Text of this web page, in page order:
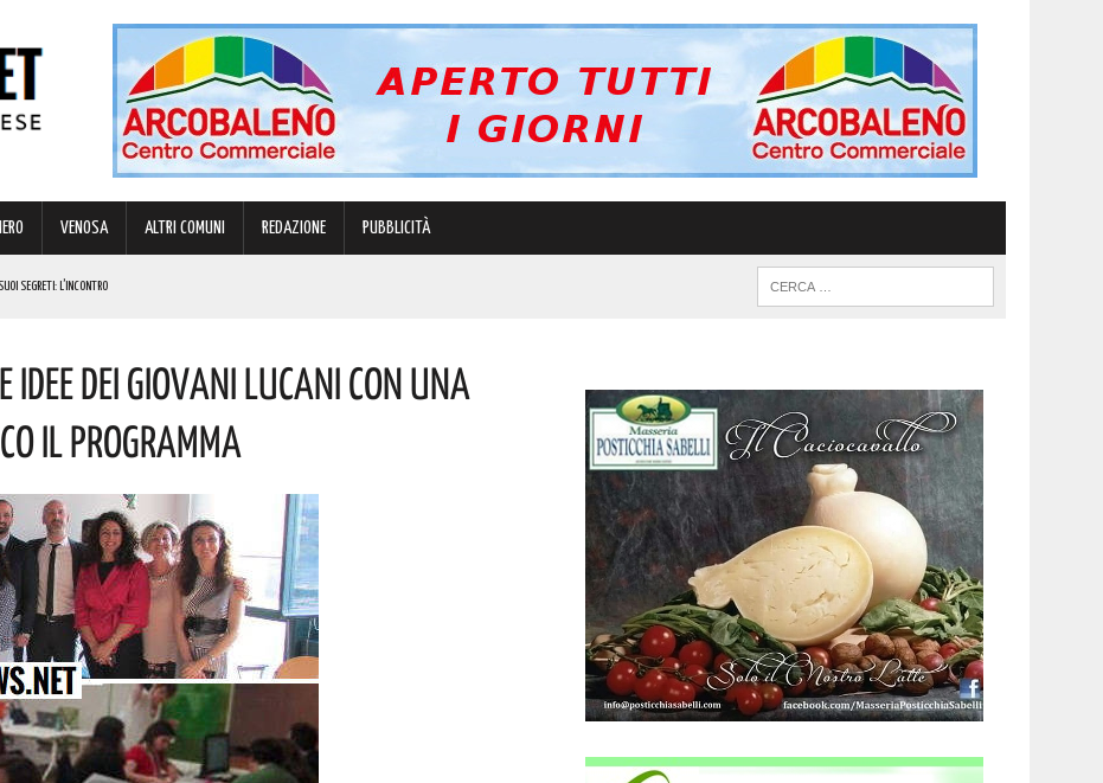
VENOSA ALTRI COMUNI REDAZIONE PUBBLICITÀ
SEGRETI: L’INCONTRO
I LAVORATORI STAGIONALI LUCANI
LA POLIZIA
Dei Giovani Lucani Con Una
Il Programma